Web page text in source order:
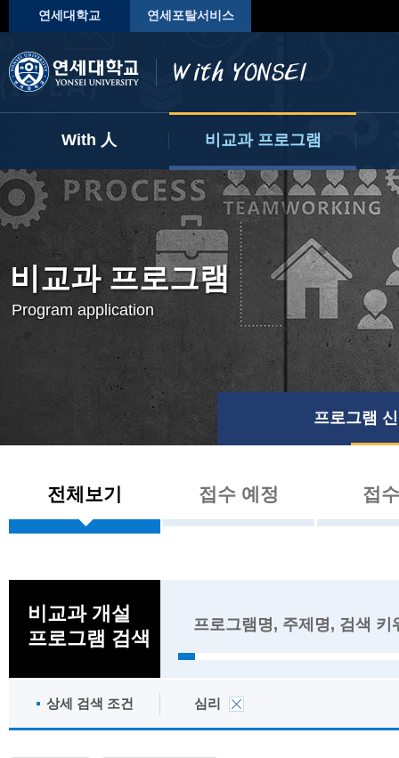
연세대학교 연세포탈서비스
With 人 비교과 프로그램
My With
자기개발 마일리지
나의 교과 현황
AI 전공 및 교과 추천
프로그램 신청하기
사전 운영 계획
진
학
비교과 프로그램
Program application
프로그램
전체보기 접수 예정 접
비교과 개설
프로그램 검색
상세 검색 조건 심리